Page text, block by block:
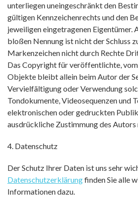
unterliegen uneingeschränkt den
gültigen Kennzeichenrechts und den
jeweiligen eingetragenen Eigentümer.
bloßen Nennung ist nicht der Schluss
Markenzeichen nicht durch Rechte
Das Copyright für veröffentlichte,
Objekte bleibt allein beim Autor der
Vervielfältigung oder Verwendung
Tondokumente, Videosequenzen und
elektronischen oder gedruckten
ausdrückliche Zustimmung des
4. Datenschutz
Der Schutz Ihrer Daten ist uns sehr
Datenschutzerklärungfinden Sie alle
Informationen dazu.